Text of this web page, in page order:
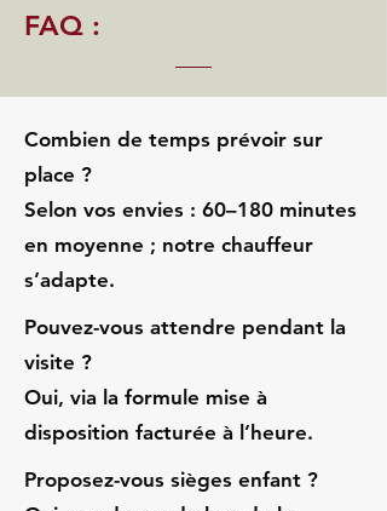
FAQ :
Combien de temps prévoir sur
place ?
Selon vos envies : 60–180 minutes
en moyenne ; notre chauffeur
s’adapte.
Pouvez-vous attendre pendant la
visite ?
Oui, via la formule mise à
disposition facturée à l’heure.
Proposez-vous sièges enfant ?